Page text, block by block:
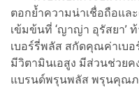
ตอกย้ำความน่าเชื่อถือแ
เข้มข้นที่ ‘ญาญ่า อุรัสยา’
เบอร์รี่พลัส สกัดคุณค่าเบ
มีวิตามินเอสูง มีส่วนช่วย
แบรนด์พรุนพลัส พรุนคุณ